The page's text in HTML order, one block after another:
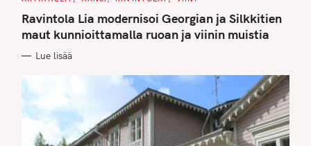
T
E
G
O
I
Ravintola Lia modernisoi Georgian ja Silkkitien
maut kunnioittamalla ruoan ja viinin muistia
Lue lisää